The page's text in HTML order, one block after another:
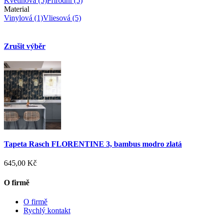
Material
Vinylová (1)Vliesová (5)
Zrušit výběr
Tapeta Rasch FLORENTINE 3, bambus modro zlatá
645,00 Kč
O firmě
O firmě
Rychlý kontakt